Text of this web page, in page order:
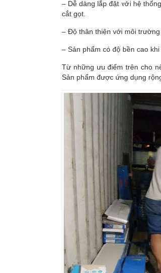
– Dễ dàng lắp đặt với hệ
cắt gọt.
– Độ thân thiện với môi
– Sản phẩm có độ bền cao
Từ những ưu điểm trên cho
Sản phẩm được ứng dụng